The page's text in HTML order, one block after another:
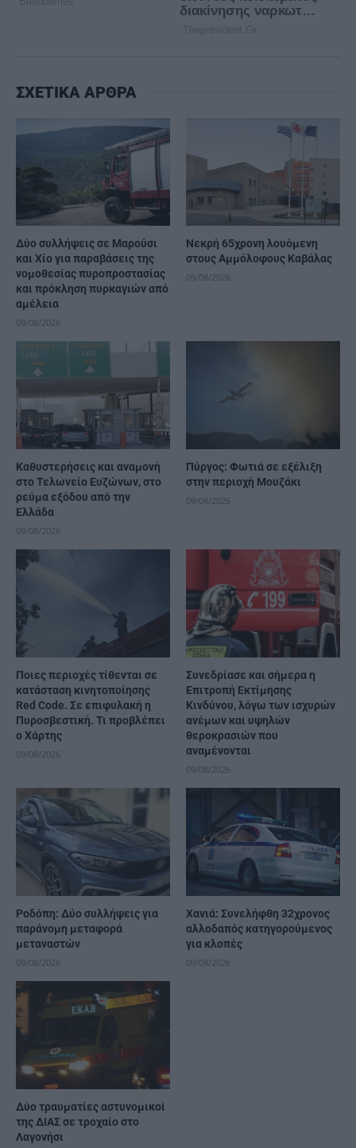
ΣΧΕΤΙΚΑ ΑΡΘΡΑ
Δύο συλλήψεις σε Μαρούσι
και Χίο για παραβάσεις της
νομοθεσίας πυροπροστασίας
και πρόκληση πυρκαγιών από
αμέλεια
09/08/2026
Νεκρή 65χρονη λουόμενη
στους Αμμόλοφους Καβάλας
09/08/2026
Καθυστερήσεις και αναμονή
στο Τελωνείο Ευζώνων, στο
ρεύμα εξόδου από την
Ελλάδα
09/08/2026
Πύργος: Φωτιά σε εξέλιξη
στην περιοχή Μουζάκι
09/08/2026
Ποιες περιοχές τίθενται σε
κατάσταση κινητοποίησης
Red Code. Σε επιφυλακή η
Πυροσβεστική. Τι προβλέπει
ο Χάρτης
09/08/2026
Συνεδρίασε και σήμερα η
Επιτροπή Εκτίμησης
Κινδύνου, λόγω των ισχυρών
ανέμων και υψηλών
θεροκρασιών που
αναμένονται
09/08/2026
Ροδόπη: Δύο συλλήψεις για
παράνομη μεταφορά
μεταναστών
09/08/2026
Χανιά: Συνελήφθη 32χρονος
αλλοδαπός κατηγορούμενος
για κλοπές
09/08/2026
Δύο τραυματίες αστυνομικοί
της ΔΙΑΣ σε τροχαίο στο
Λαγονήσι